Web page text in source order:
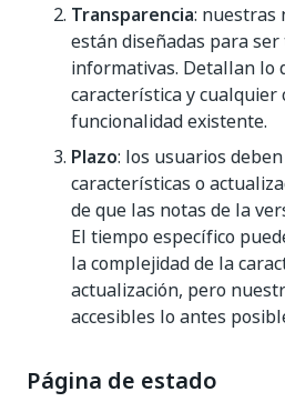
Transparencia: nuestras
están diseñadas para
informativas. Detallan lo
característica y cualquier
funcionalidad existente.
Plazo: los usuarios
características o
de que las notas de la
El tiempo específico
la complejidad de la
actualización, pero
accesibles lo antes
Página de estado